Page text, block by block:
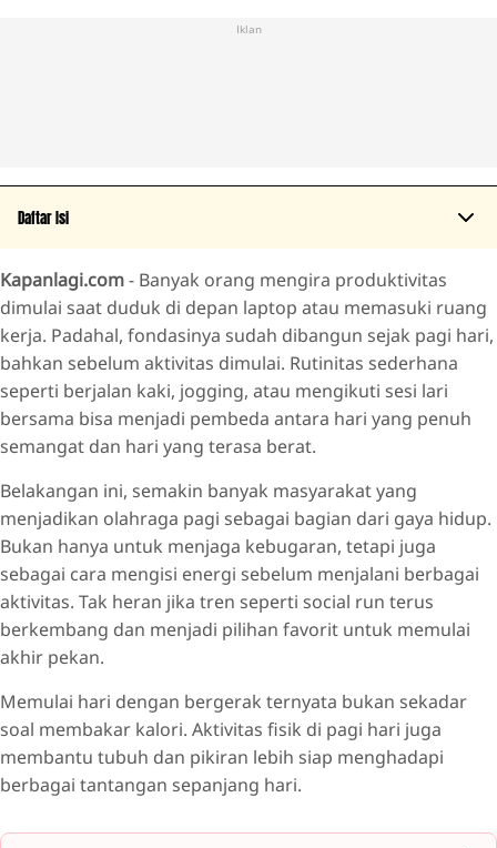
Iklan
Daftar Isi
Olahraga Pagi Bikin Tubuh Lebih Fresh dan Pikiran Lebih
Fokus
Akhir Pekan Jadi Momen Recharge yang Lebih Berkualitas
Youniverse Active Day: RUN & RAVE Hadirkan Pengalaman
yang Lebih dari Sekadar Lari
Kapanlagi.com- Banyak orang mengira produktivitas
dimulai saat duduk di depan laptop atau memasuki ruang
kerja. Padahal, fondasinya sudah dibangun sejak pagi hari,
bahkan sebelum aktivitas dimulai. Rutinitas sederhana
seperti berjalan kaki, jogging, atau mengikuti sesi lari
bersama bisa menjadi pembeda antara hari yang penuh
semangat dan hari yang terasa berat.
Belakangan ini, semakin banyak masyarakat yang
menjadikan olahraga pagi sebagai bagian dari gaya hidup.
Bukan hanya untuk menjaga kebugaran, tetapi juga
sebagai cara mengisi energi sebelum menjalani berbagai
aktivitas. Tak heran jika tren seperti social run terus
berkembang dan menjadi pilihan favorit untuk memulai
akhir pekan.
Memulai hari dengan bergerak ternyata bukan sekadar
soal membakar kalori. Aktivitas fisik di pagi hari juga
membantu tubuh dan pikiran lebih siap menghadapi
berbagai tantangan sepanjang hari.